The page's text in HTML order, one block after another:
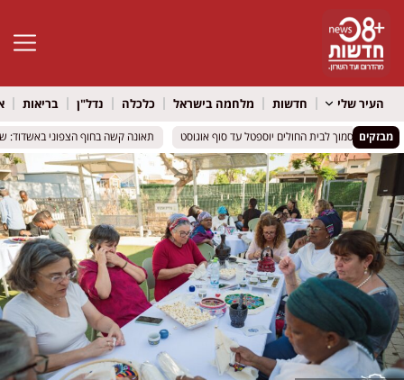
פתח
העיר שלי חדשות מלחמה בישראל כלכלה נדל"ן בריאות
מבזקיםסמוך לבית החולים יוספטל עד סוף אוגוסט
סמוך לבית החולים יוספטל עד סוף אוגוסט תאונה קשה בחוף הצפוני באשדוד: שני ילדים בני 4 ו – 6 נפצעו קשה
תאונה קשה בחוף הצפוני באשדוד: שני ילדים בני 4 ו – 6 נפצעו קשה